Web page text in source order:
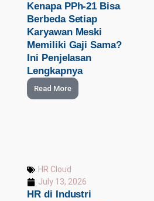
Kenapa PPh-21 Bisa
Berbeda Setiap
Karyawan Meski
Memiliki Gaji Sama?
Ini Penjelasan
Lengkapnya
Read More
HR Cloud
July 13, 2026
HR di Industri